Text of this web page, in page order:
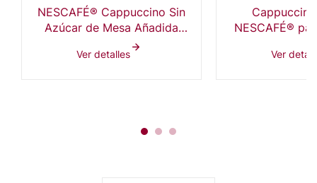
NESCAFÉ® Cappuccino Sin
Azúcar de Mesa Añadida
Ver detalles
NESCAFÉ®
Ver